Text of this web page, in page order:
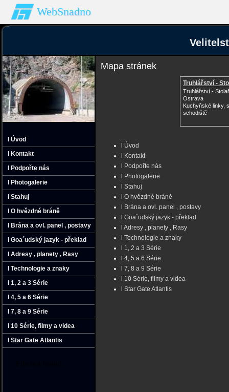
WebSnadno
l Úvod
l Kontakt
l Podpořte nás
l Photogalerie
l Stahuj
l O hvězdné bráně
l Brána a ovl. panel ‚ postavy
l Goa´udský jazyk - překlad
l Adresy ‚ planety ‚ Rasy
l Technologie a znaky
l 1‚ 2 a 3 Série
l 4‚ 5 a 6 Série
l 7‚ 8 a 9 Série
l 10 Série‚ filmy a videa
l Star Gate Atlantis
Mapa stránek
Truhlářství -
Truhlářství -
Ostrava
Kuchyňské linky,
schodiště
l Úvod
l Kontakt
l Podpořte nás
l Photogalerie
l Stahuj
l O hvězdné bráně
l Brána a ovl. panel ‚ postavy
l Goa´udský jazyk - překlad
l Adresy ‚ planety ‚ Rasy
l Technologie a znaky
l 1‚ 2 a 3 Série
l 4‚ 5 a 6 Série
l 7‚ 8 a 9 Série
l 10 Série‚ filmy a videa
l Star Gate Atlantis